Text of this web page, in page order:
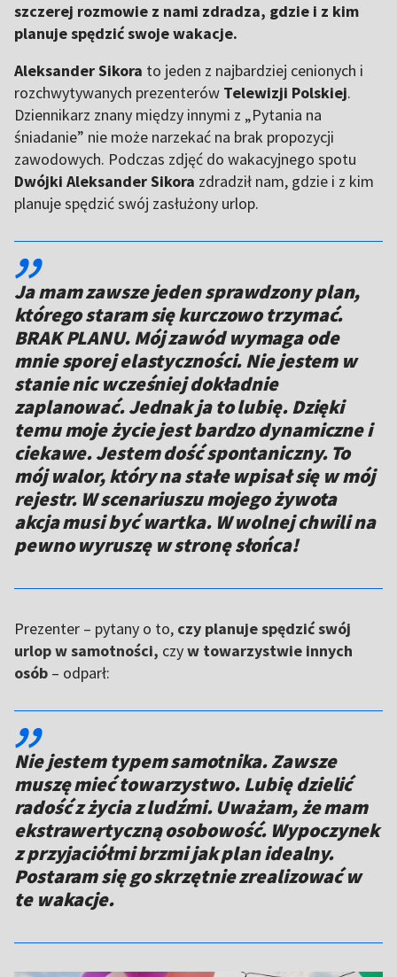
szczerej rozmowie z nami zdradza, gdzie i z kim
planuje spędzić swoje wakacje.
Aleksander Sikora to jeden z najbardziej cenionych i
rozchwytywanych prezenterów Telewizji Polskiej.
Dziennikarz znany między innymi z „Pytania na
śniadanie” nie może narzekać na brak propozycji
zawodowych. Podczas zdjęć do wakacyjnego spotu
Dwójki Aleksander Sikora zdradził nam, gdzie i z kim
planuje spędzić swój zasłużony urlop.
,,
Ja mam zawsze jeden sprawdzony plan,
którego staram się kurczowo trzymać.
BRAK PLANU. Mój zawód wymaga ode
mnie sporej elastyczności. Nie jestem w
stanie nic wcześniej dokładnie
zaplanować. Jednak ja to lubię. Dzięki
temu moje życie jest bardzo dynamiczne i
ciekawe. Jestem dość spontaniczny. To
mój walor, który na stałe wpisał się w mój
rejestr. W scenariuszu mojego żywota
akcja musi być wartka. W wolnej chwili na
pewno wyruszę w stronę słońca!
Prezenter – pytany o to, czy planuje spędzić swój
urlop w samotności, czyw towarzystwie innych
osób – odparł:
,,
Nie jestem typem samotnika. Zawsze
muszę mieć towarzystwo. Lubię dzielić
radość z życia z ludźmi. Uważam, że mam
ekstrawertyczną osobowość. Wypoczynek
z przyjaciółmi brzmi jak plan idealny.
Postaram się go skrzętnie zrealizować w
te wakacje.